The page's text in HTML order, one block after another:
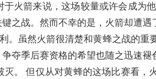
火箭来说，这场较量或许会成为
之战。然而不幸的是，火箭却遭
。虽然火箭很清楚和黄蜂之战的重
夺季后赛资格的希望也随之迅速
。 但仅从对黄蜂的这场比赛看，